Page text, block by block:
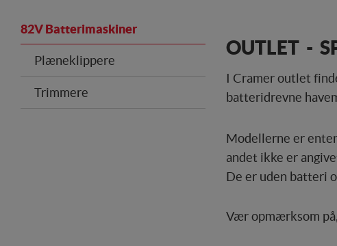
82V Batterimaskiner
Plæneklippere
Trimmere
OUTLET -
I Cramer outlet
batteridrevne
Modellerne er
andet ikke er
De er uden batteri
Vær opmærksom